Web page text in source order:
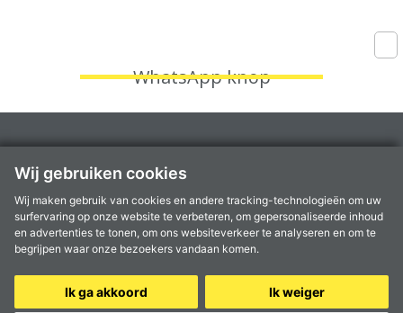
Wij gebruiken cookies
Wij maken gebruik van cookies en andere tracking-technologieën om uw
surfervaring op onze website te verbeteren, om gepersonaliseerde inhoud
en advertenties te tonen, om ons websiteverkeer te analyseren en om te
begrijpen waar onze bezoekers vandaan komen.
Ik ga akkoord Ik weiger
WhatsApp knop
Fruithoflaan 1A, 2600 Berchem
info@coprimmo.be
03 449 49 77
© 2024 Coprimmo - Privacy Statement-Disclaimer